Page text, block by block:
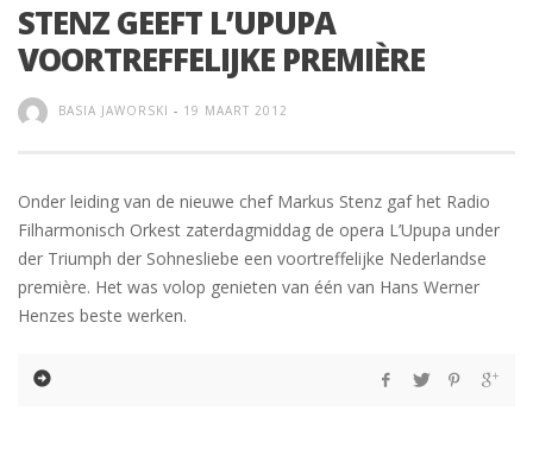
STENZ GEEFT L’UPUPA
VOORTREFFELIJKE PREMIÈRE
BASIA JAWORSKI - 19 MAART 2012
Onder leiding van de nieuwe chef Markus Stenz gaf het Radio
Filharmonisch Orkest zaterdagmiddag de opera L’Upupa under
der Triumph der Sohnesliebe een voortreffelijke Nederlandse
première. Het was volop genieten van één van Hans Werner
Henzes beste werken.